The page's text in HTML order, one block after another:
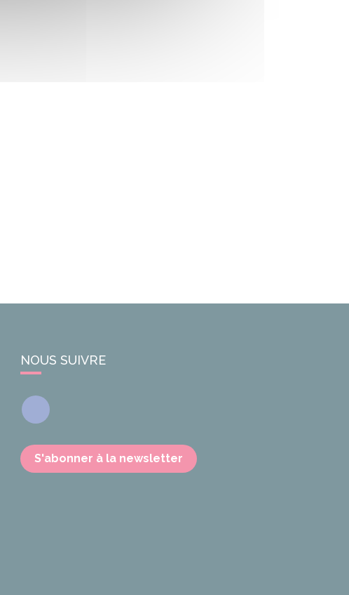
NOUS SUIVRE
Facebook
S'abonner à la newsletter